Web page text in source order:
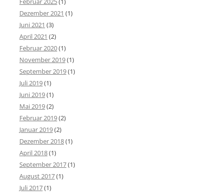
Dezember 2021 (1)
Juni 2021 (3)
April 2021 (2)
Februar 2020(1)
November 2019(1)
September 2019(1)
Juli 2019(1)
Juni 2019(1)
Mai 2019(2)
Februar 2019(2)
Januar 2019(2)
Dezember 2018(1)
April 2018(1)
September 2017(1)
August 2017(1)
Juli 2017(1)